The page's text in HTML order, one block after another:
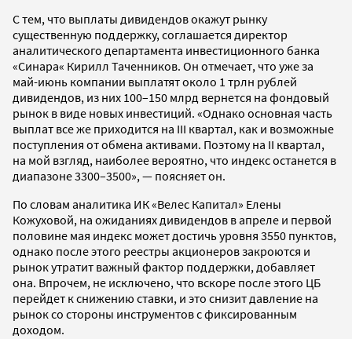
С тем, что выплаты дивидендов окажут рынку
существенную поддержку, соглашается директор
аналитического департамента инвестиционного банка
«Синара« Кирилл Таченников. Он отмечает, что уже за
май-июнь компании выплатят около 1 трлн рублей
дивидендов, из них 100–150 млрд вернется на фондовый
рынок в виде новых инвестиций. «Однако основная часть
выплат все же приходится на III квартал, как и возможные
поступления от обмена активами. Поэтому на II квартал,
на мой взгляд, наиболее вероятно, что индекс останется в
диапазоне 3300–3500», — поясняет он.
По словам аналитика ИК «Велес Капитал» Елены
Кожуховой, на ожиданиях дивидендов в апреле и первой
половине мая индекс может достичь уровня 3550 пунктов,
однако после этого реестры акционеров закроются и
рынок утратит важный фактор поддержки, добавляет
она. Впрочем, не исключено, что вскоре после этого ЦБ
перейдет к снижению ставки, и это снизит давление на
рынок со стороны инструментов с фиксированным
доходом.